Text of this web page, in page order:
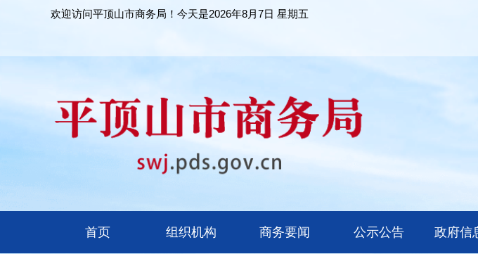
欢迎访问平顶山市商务局！今天是2026年8月7日 星期五
首页 组织机构 商务要闻 公示公告 政府信